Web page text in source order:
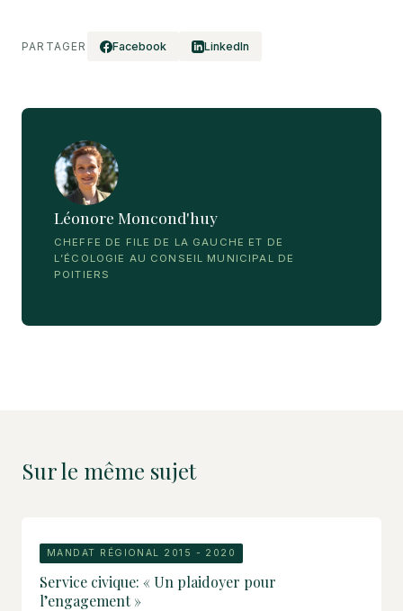
PARTAGER Facebook LinkedIn
Léonore Moncond'huy
CHEFFE DE FILE DE LA GAUCHE ET DE
L’ÉCOLOGIE AU CONSEIL MUNICIPAL DE
POITIERS
Sur le même sujet
MANDAT RÉGIONAL 2015 - 2020
Service civique: « Un plaidoyer pour
l’engagement »